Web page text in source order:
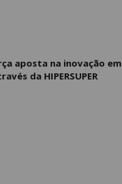
aposta na inovação em
da HIPERSUPER